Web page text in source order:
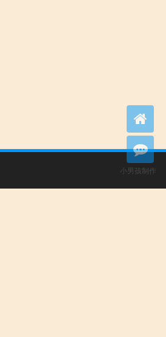
小男孩制作